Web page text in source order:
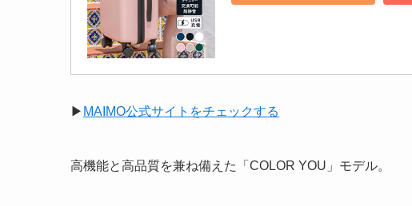
▶︎ MAIMO公式サイトをチェックする
高機能と高品質を兼ね備えた「COLOR YOU」モデル。